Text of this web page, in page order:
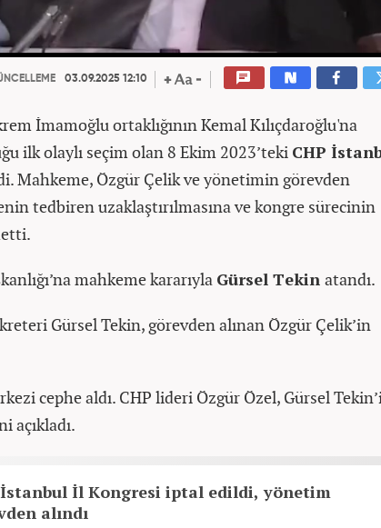
03.09.2025 12:10
İmamoğlu ortaklığının Kemal Kılıçdaroğlu'na
ilk olaylı seçim olan 8 Ekim 2023’teki CHP
Mahkeme, Özgür Çelik ve yönetimin görevden
tedbiren uzaklaştırılmasına ve kongre sürecinin
mahkeme kararıyla Gürsel Tekin atandı.
Gürsel Tekin, görevden alınan Özgür Çelik’in
cephe aldı. CHP lideri Özgür Özel, Gürsel
açıkladı.
İstanbul İl Kongresi iptal edildi, yönetim
alındı